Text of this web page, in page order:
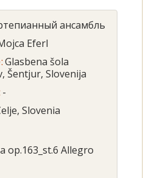
ансамбль
Eferl
Glasbena šola
Šentjur, Slovenija
-
Slovenia
op.163_st.6 Allegro